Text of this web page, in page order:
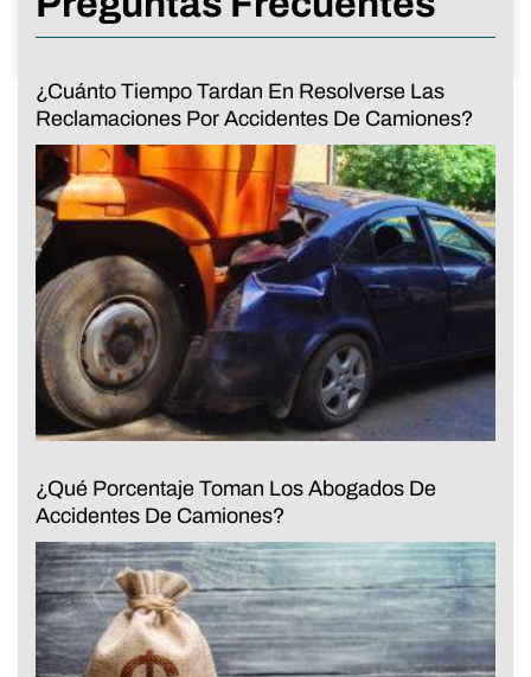
¿Cuánto Tiempo Tardan En Resolverse Las
Reclamaciones Por Accidentes De Camiones?
¿Qué Porcentaje Toman Los Abogados De
Accidentes De Camiones?